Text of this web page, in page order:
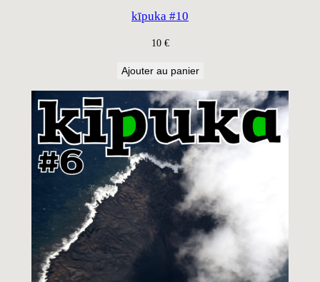
kīpuka #10
10 €
Ajouter au panier